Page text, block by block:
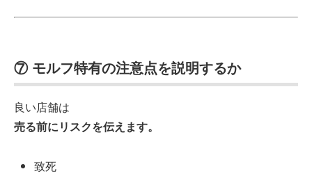
⑦ モルフ特有の注意点を説明するか
良い店舗は
売る前にリスクを伝えます。
致死